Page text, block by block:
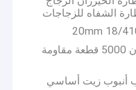
ألوان طبيعية قبعات قطرات الخيزران 5000 قطعة مقاومة
أنبوب زيت أساسي